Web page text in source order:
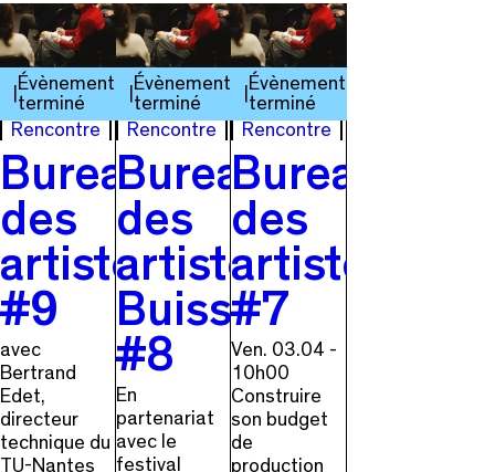
Évènement
terminé
Rencontre
Bureau
des
artistes
#9
avec
Bertrand
Edet,
directeur
technique du
TU-Nantes
Évènement
terminé
Rencontre
Bureau
des
artistes
Buissonnier
#8
En
partenariat
avec le
festival
Évènement
terminé
Rencontre
Bureau
des
artistes
#7
Ven. 03.04 -
10h00
Construire
son budget
de
production